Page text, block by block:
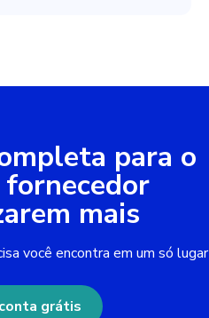
para o
mais
você encontra em um só lugar
grátis